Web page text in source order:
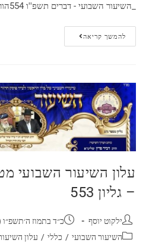
_השיעור השבועי - דברים תשפ''ו 554הורד
להמשך קריאה
עלון השיעור השבועי
– גליון 553
ילקוט יוסף
כ״ד בתמוז ה׳תשפ״ו (09/07/
השיעור השבועי / כללי / עלון